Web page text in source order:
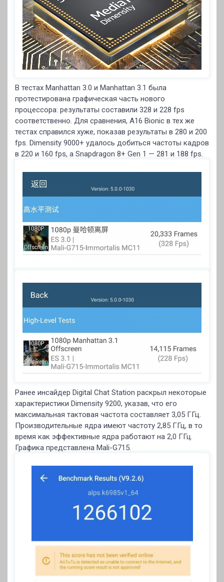
В тестах Manhattan 3.0 и Manhattan 3.1 была
протестирована графическая часть нового
процессора: результаты составили 328 и 228 fps
соответственно. Для сравнения, A16 Bionic в тех же
тестах справился хуже, показав результаты в 280 и 200
fps. Dimensity 9000+ удалось добиться частоты кадров
в 220 и 160 fps, а Snapdragon 8+ Gen 1 — 281 и 188 fps.
Ранее инсайдер Digital Chat Station раскрыл некоторые
характеристики Dimensity 9200, указав, что его
максимальная тактовая частота составляет 3,05 ГГц.
Производительные ядра имеют частоту 2,85 ГГц, в то
время как эффективные ядра работают на 2,0 ГГц.
Графика представлена Mali-G715.